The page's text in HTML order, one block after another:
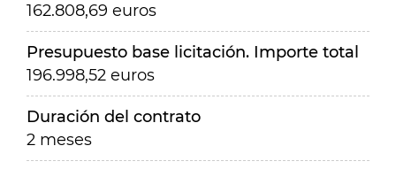
162.808,69 euros
Presupuesto base licitación. Importe total
196.998,52 euros
Duración del contrato
2 meses